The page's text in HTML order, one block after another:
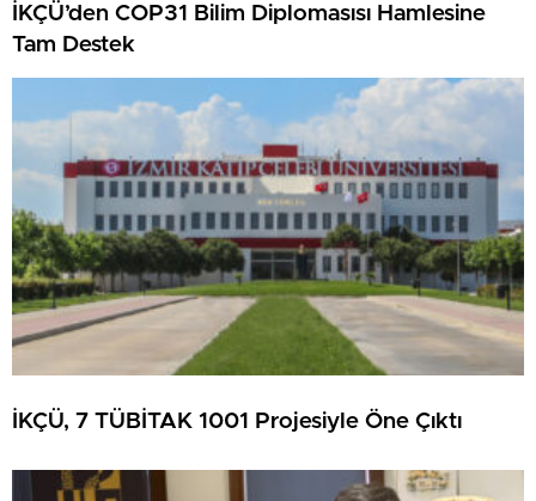
İKÇÜ’den COP31 Bilim Diplomasısı Hamlesine
Tam Destek
İKÇÜ, 7 TÜBİTAK 1001 Projesiyle Öne Çıktı